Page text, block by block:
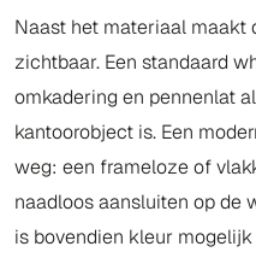
Naast het materiaal maakt
zichtbaar. Een standaard
omkadering en pennenlat
kantoorobject is. Een
weg: een frameloze of
naadloos aansluiten op de
is bovendien kleur